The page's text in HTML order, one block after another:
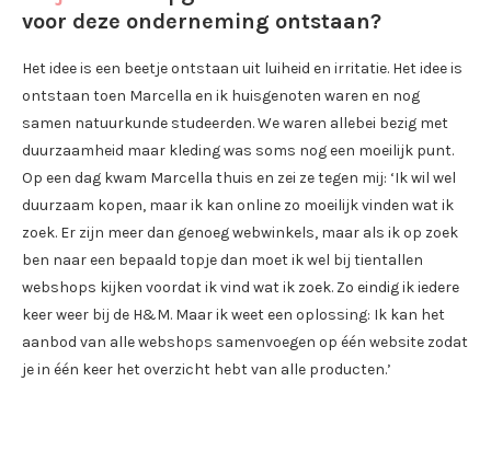
voor deze onderneming ontstaan?
Het idee is een beetje ontstaan uit luiheid en irritatie. Het idee is
ontstaan toen Marcella en ik huisgenoten waren en nog
samen natuurkunde studeerden. We waren allebei bezig met
duurzaamheid maar kleding was soms nog een moeilijk punt.
Op een dag kwam Marcella thuis en zei ze tegen mij: ‘Ik wil wel
duurzaam kopen, maar ik kan online zo moeilijk vinden wat ik
zoek. Er zijn meer dan genoeg webwinkels, maar als ik op zoek
ben naar een bepaald topje dan moet ik wel bij tientallen
webshops kijken voordat ik vind wat ik zoek. Zo eindig ik iedere
keer weer bij de H&M. Maar ik weet een oplossing: Ik kan het
aanbod van alle webshops samenvoegen op één website zodat
je in één keer het overzicht hebt van alle producten.’